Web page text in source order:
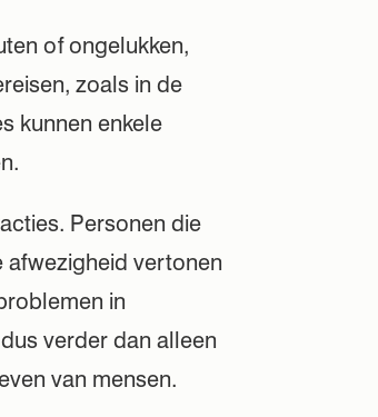
of ongelukken,
zoals in de
kunnen enkele
Personen die
afwezigheid vertonen
in
verder dan alleen
van mensen.